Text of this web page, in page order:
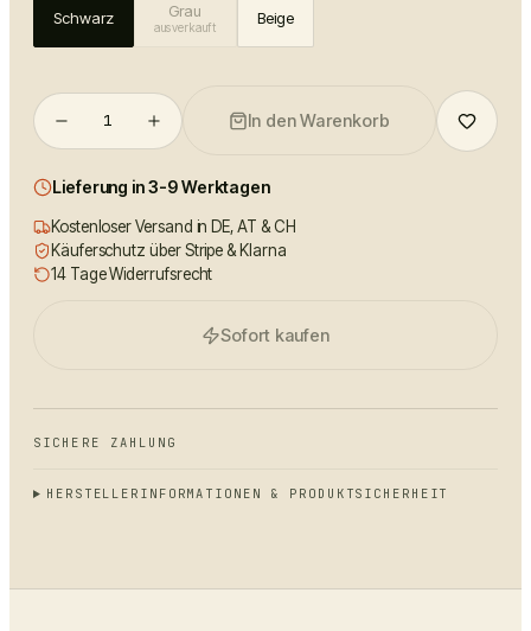
Schwarz Grau
ausverkauft Beige
1 In den Warenkorb
Lieferung in 3-9 Werktagen
Kostenloser Versand in DE, AT & CH
Käuferschutz über Stripe & Klarna
14 Tage Widerrufsrecht
Sofort kaufen
SICHERE ZAHLUNG
HERSTELLERINFORMATIONEN & PRODUKTSICHERHEIT